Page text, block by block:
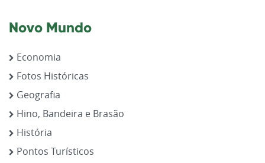
Novo Mundo
Economia
Fotos Históricas
Geografia
Hino, Bandeira e Brasão
História
Pontos Turísticos